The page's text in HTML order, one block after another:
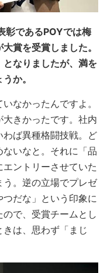
彰であるPOYでは梅
賞を受賞しました。
なりましたが、満を
か。
なかったんですよ。
きかったです。社内
わば異種格闘技戦。ど
いなと。それに「品
ントリーさせていた
。逆の立場でプレゼ
だな」という印象に
で、受賞チームとし
は、思わず「まじ